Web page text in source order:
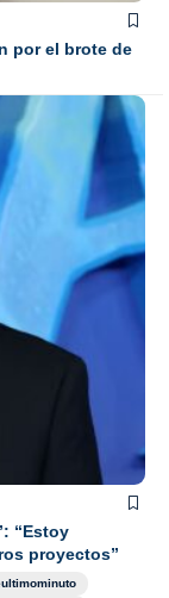
por el brote de
“Estoy
proyectos”